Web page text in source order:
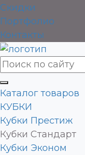
Скидки
Портфолио
Контакты
Каталог товаров
КУБКИ
Кубки Престиж
Кубки Стандарт
Кубки Эконом